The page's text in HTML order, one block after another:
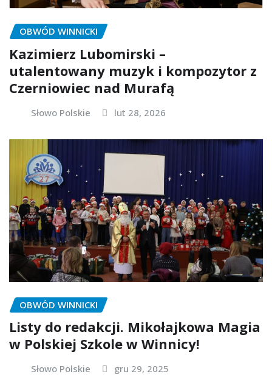
OBWÓD WINNICKI
Kazimierz Lubomirski –
utalentowany muzyk i kompozytor z
Czerniowiec nad Murafą
Słowo Polskie lut 28, 2026
OBWÓD WINNICKI
Listy do redakcji. Mikołajkowa Magia
w Polskiej Szkole w Winnicy!
Słowo Polskie gru 29, 2025